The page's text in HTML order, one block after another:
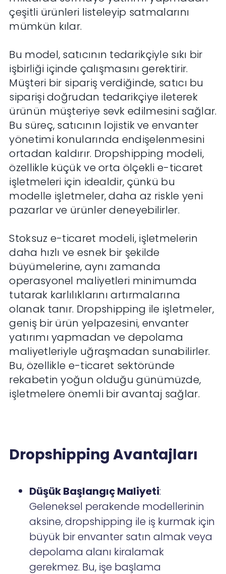
çeşitli ürünleri listeleyip satmalarını
mümkün kılar.
Bu model, satıcının tedarikçiyle sıkı bir
işbirliği içinde çalışmasını gerektirir.
Müşteri bir sipariş verdiğinde, satıcı bu
siparişi doğrudan tedarikçiye ileterek
ürünün müşteriye sevk edilmesini sağlar.
Bu süreç, satıcının lojistik ve envanter
yönetimi konularında endişelenmesini
ortadan kaldırır. Dropshipping modeli,
özellikle küçük ve orta ölçekli e-ticaret
işletmeleri için idealdir, çünkü bu
modelle işletmeler, daha az riskle yeni
pazarlar ve ürünler deneyebilirler.
Stoksuz e-ticaret modeli, işletmelerin
daha hızlı ve esnek bir şekilde
büyümelerine, aynı zamanda
operasyonel maliyetleri minimumda
tutarak karlılıklarını artırmalarına
olanak tanır. Dropshipping ile işletmeler,
geniş bir ürün yelpazesini, envanter
yatırımı yapmadan ve depolama
maliyetleriyle uğraşmadan sunabilirler.
Bu, özellikle e-ticaret sektöründe
rekabetin yoğun olduğu günümüzde,
işletmelere önemli bir avantaj sağlar.
Dropshipping Avantajları
Düşük Başlangıç Maliyeti:
Geleneksel perakende modellerinin
aksine, dropshipping ile iş kurmak için
büyük bir envanter satın almak veya
depolama alanı kiralamak
gerekmez. Bu, işe başlama